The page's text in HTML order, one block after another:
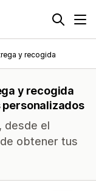
y recogida
y recogida
personalizados
desde el
obtener tus